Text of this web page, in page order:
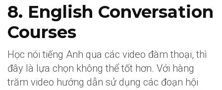
8. English Conversation
Courses
Học nói tiếng Anh qua các video đàm thoại, thì
đây là lựa chọn không thể tốt hơn. Với hàng
trăm video hướng dẫn sử dụng các đoạn hội